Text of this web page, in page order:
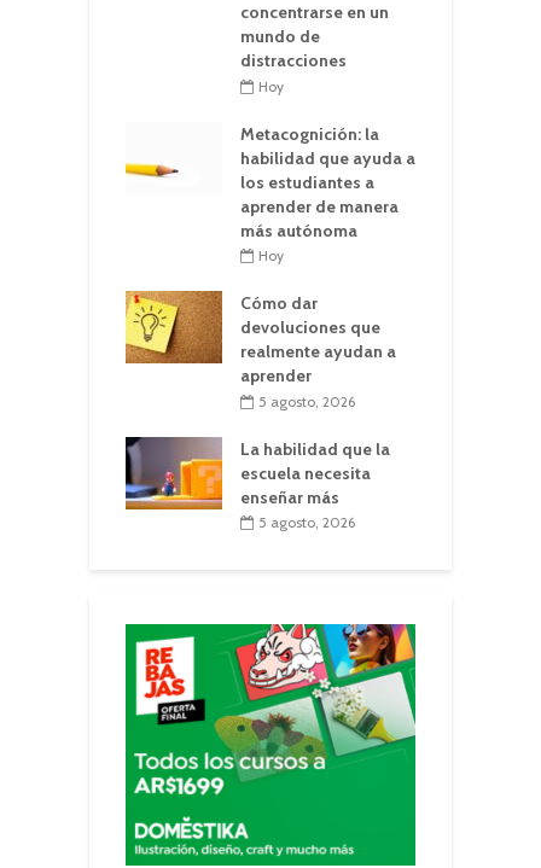
concentrarse en un
mundo de
distracciones
Hoy
Metacognición: la
habilidad que ayuda a
los estudiantes a
aprender de manera
más autónoma
Hoy
Cómo dar
devoluciones que
realmente ayudan a
aprender
5 agosto, 2026
La habilidad que la
escuela necesita
enseñar más
5 agosto, 2026